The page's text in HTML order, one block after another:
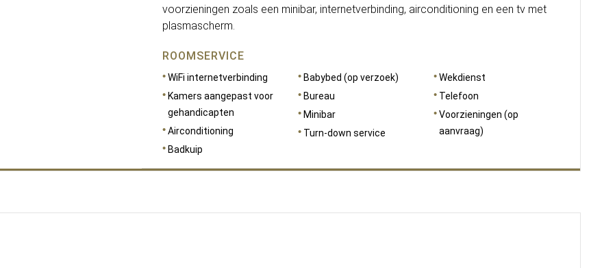
voorzieningen zoals een minibar, internetverbinding, airconditioning en een tv met
plasmascherm.
ROOMSERVICE
WiFi internetverbinding
Kamers aangepast voor
gehandicapten
Airconditioning
Badkuip
Babybed (op verzoek)
Bureau
Minibar
Turn-down service
Wekdienst
Telefoon
Voorzieningen (op
aanvraag)